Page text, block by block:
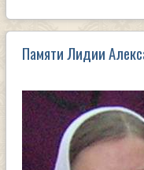
Памяти Лидии